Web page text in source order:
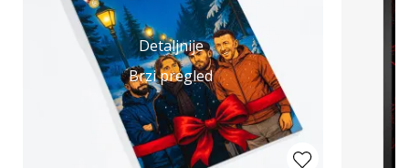
Detaljnije
Brzi pregled